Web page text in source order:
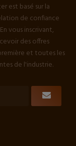
est basé sur la
de confiance
vous inscrivant,
des offres
et toutes les
de l'industrie.